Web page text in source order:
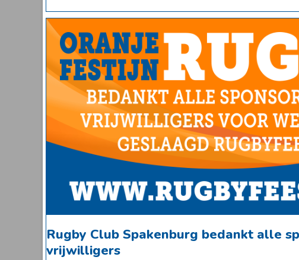
Rugby Club Spakenburg bedankt alle
vrijwilligers